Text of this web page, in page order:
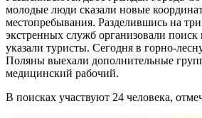
молодые люди сказали новые
местопребывания. Разделившись на
экстренных служб организовали
указали туристы. Сегодня в горно-
Поляны выехали дополнительные
медицинский рабочий.
В поисках участвуют 24 человека,